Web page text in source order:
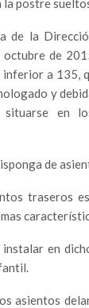
la postre
de la
de
a 135,
y
en
de
traseros
en
asientos